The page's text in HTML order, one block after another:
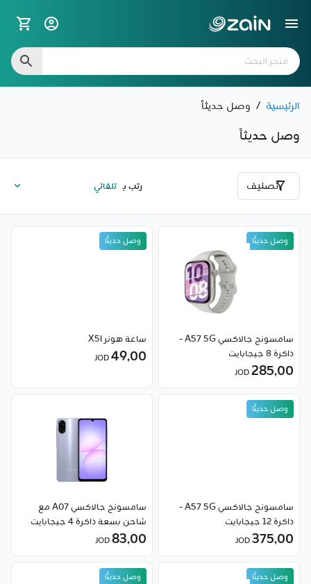
الرئيسية / وصل حديثاً
وصل حديثاً
تصنيف رتب بـ
وصل حديثًا
سامسونج جالاكسي A57 5G -
ذاكرة 8 جيجابايت
285٫00
وصل حديثًا
ساعة هونر X5i
49٫00
وصل حديثًا
سامسونج جالاكسي A57 5G -
ذاكرة 12 جيجابايت
375٫00
سامسونج جالاكسي A07 مع
شاحن بسعة ذاكرة 4 جيجابايت
83٫00
وصل حديثًا وصل حديثًا